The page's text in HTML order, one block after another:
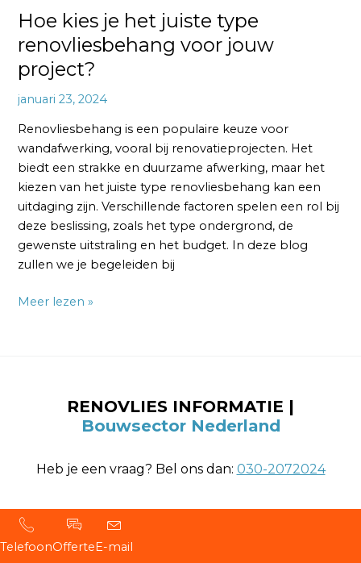
Hoe kies je het juiste type
renovliesbehang voor jouw
project?
januari 23, 2024
Renovliesbehang is een populaire keuze voor
wandafwerking, vooral bij renovatieprojecten. Het
biedt een strakke en duurzame afwerking, maar het
kiezen van het juiste type renovliesbehang kan een
uitdaging zijn. Verschillende factoren spelen een rol bij
deze beslissing, zoals het type ondergrond, de
gewenste uitstraling en het budget. In deze blog
zullen we je begeleiden bij
Meer lezen »
RENOVLIES INFORMATIE |
Bouwsector Nederland
Heb je een vraag? Bel ons dan: 030-2072024
TelefoonOfferteE-mail